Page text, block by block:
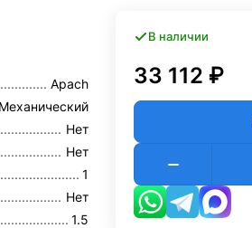
Apach
Механический
Нет
Нет
1
Нет
1.5
В наличии
33 112 ₽